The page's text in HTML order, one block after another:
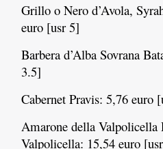
Grillo o Nero d’Avola,
euro [usr 5]
Barbera d’Alba Sovrana
3.5]
Cabernet Pravis: 5,76 euro
Amarone della Valpolicella
Valpolicella: 15,54 euro